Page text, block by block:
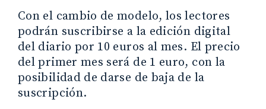
Con el cambio de modelo, los lectores
podrán suscribirse a la edición digital
del diario por 10 euros al mes. El precio
del primer mes será de 1 euro, con la
posibilidad de darse de baja de la
suscripción.